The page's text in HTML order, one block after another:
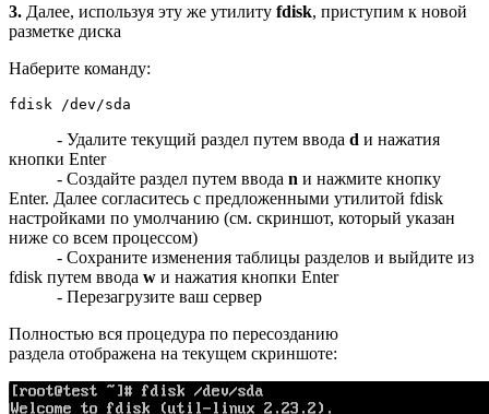
3. Далее, используя эту же утилиту fdisk, приступим к новой
разметке диска
Наберите команду:
fdisk /dev/sda
- Удалите текущий раздел путем ввода d и нажатия
кнопки Enter
- Создайте раздел путем ввода n и нажмите кнопку
Enter. Далее согласитесь с предложенными утилитой fdisk
настройками по умолчанию (см. скриншот, который указан
ниже со всем процессом)
- Сохраните изменения таблицы разделов и выйдите из
fdisk путем ввода w и нажатия кнопки Enter
- Перезагрузите ваш сервер
Полностью вся процедура по пересозданию
раздела отображена на текущем скриншоте: